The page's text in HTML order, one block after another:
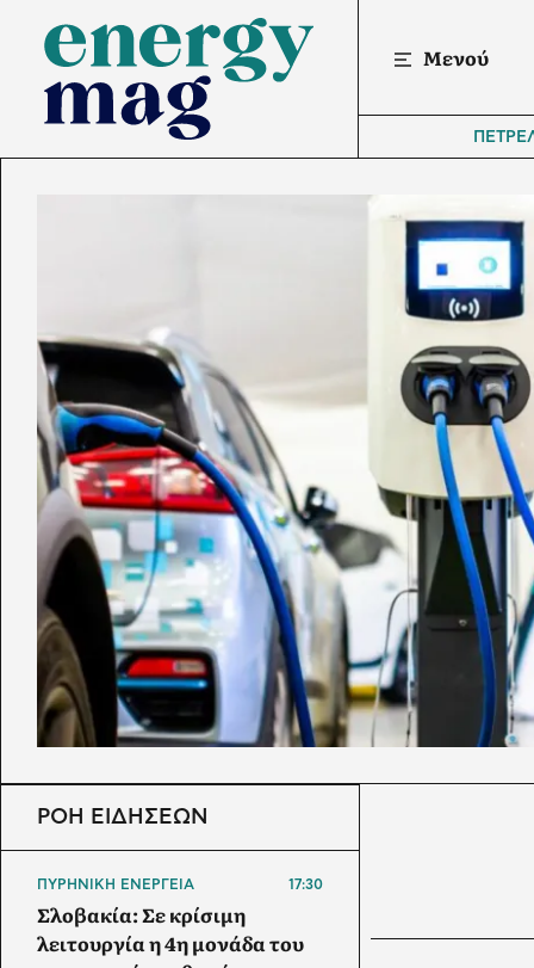
Μενού
ΡΟΗ ΕΙΔΗΣΕΩΝ
ΠΥΡΗΝΙΚΗ ΕΝΕΡΓΕΙΑ 17:30
Σλοβακία: Σε κρίσιμη
λειτουργία η 4η μονάδα του